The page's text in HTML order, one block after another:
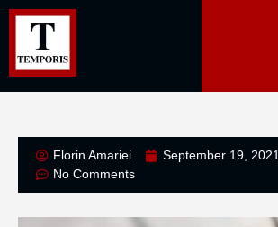
Florin Amariei
September 19, 2021
No Comments